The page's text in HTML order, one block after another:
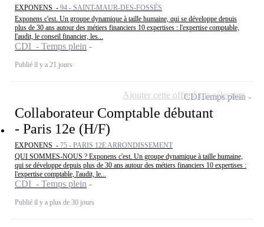
EXPONENS - 94 - SAINT-MAUR-DES-FOSSÉS
Exponens c'est. Un groupe dynamique à taille humaine, qui se développe depuis
plus de 30 ans autour des métiers financiers 10 expertises : l'expertise comptable,
l'audit, le conseil financier, les...
CDI - Temps plein
Publié il y a 21 jours
Collaborateur Comptable débutant
- Paris 12e (H/F)
EXPONENS - 75 - PARIS 12E ARRONDISSEMENT
QUI SOMMES-NOUS ? Exponens c'est. Un groupe dynamique à taille humaine,
qui se développe depuis plus de 30 ans autour des métiers financiers 10 expertises :
l'expertise comptable, l'audit, le...
CDI - Temps plein
Publié il y a plus de 30 jours
CDITemps plein
Ajouter cette offre à ma sélection